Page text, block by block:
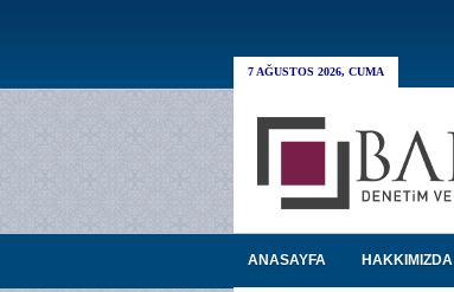
7 AĞUSTOS 2026, CUMA
ANASAYFA HAKKIMIZDA